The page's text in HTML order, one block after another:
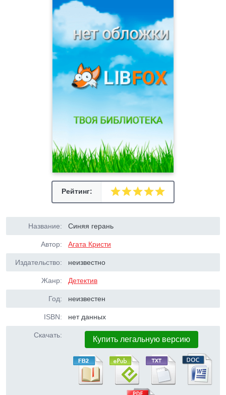
Рейтинг:
Название: Синяя герань
Автор: Агата Кристи
Издательство: неизвестно
Жанр: Детектив
Год: неизвестен
ISBN: нет данных
Скачать: Купить легальную версию